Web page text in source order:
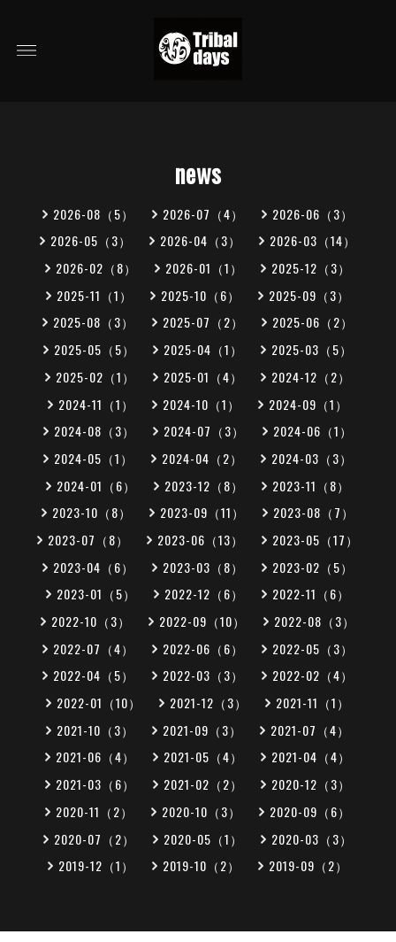
news
2026-08（5） 2026-07（4）
2026-06（3）
2026-05（3）
2026-04（3）
2026-03（14）
2026-02（8）
2026-01（1）
2025-12（3）
2025-11（1）
2025-10（6）
2025-09（3）
2025-08（3）
2025-07（2）
2025-06（2）
2025-05（5）
2025-04（1）
2025-03（5）
2025-02（1）
2025-01（4）
2024-12（2）
2024-11（1）
2024-10（1）
2024-09（1）
2024-08（3）
2024-07（3）
2024-06（1）
2024-05（1）
2024-04（2）
2024-03（3）
2024-01（6）
2023-12（8）
2023-11（8）
2023-10（8）
2023-09（11）
2023-08（7）
2023-07（8）
2023-06（13）
2023-05（17）
2023-04（6）
2023-03（8）
2023-02（5）
2023-01（5）
2022-12（6）
2022-11（6）
2022-10（3）
2022-09（10）
2022-08（3）
2022-07（4）
2022-06（6）
2022-05（3）
2022-04（5）
2022-03（3）
2022-02（4）
2022-01（10）
2021-12（3）
2021-11（1）
2021-10（3）
2021-09（3）
2021-07（4）
2021-06（4）
2021-05（4）
2021-04（4）
2021-03（6）
2021-02（2）
2020-12（3）
2020-11（2）
2020-10（3）
2020-09（6）
2020-07（2）
2020-05（1）
2020-03（3）
2019-12（1）
2019-10（2） 2019-09（2）